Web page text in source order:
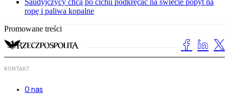
Saudyjczycy chcą po cichu podkręcać na świecie popyt na
ropę i paliwa kopalne
Promowane treści
KONTAKT
O nas